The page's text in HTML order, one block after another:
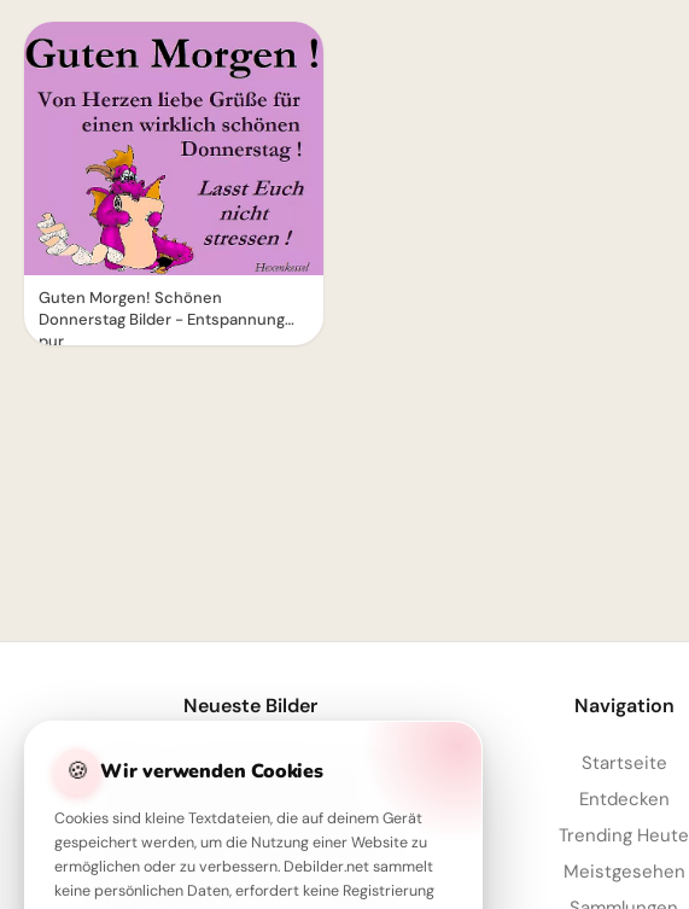
Guten Morgen! Schönen
Donnerstag Bilder - Entspannung
pur
🍪 Wir verwenden Cookies
Cookies sind kleine Textdateien, die auf deinem Gerät
gespeichert werden, um die Nutzung einer Website zu
ermöglichen oder zu verbessern. Debilder.net sammelt
keine persönlichen Daten, erfordert keine Registrierung
Neueste Bilder
Jeder kleine Schritt zählt: Motivation für den Schulstart auf Instagram.
Geduld zahlt sich aus: Eine motivierende Schulweisheit für dein Pinterest Board
Navigation
Startseite
Entdecken
Trending Heute
Meistgesehen